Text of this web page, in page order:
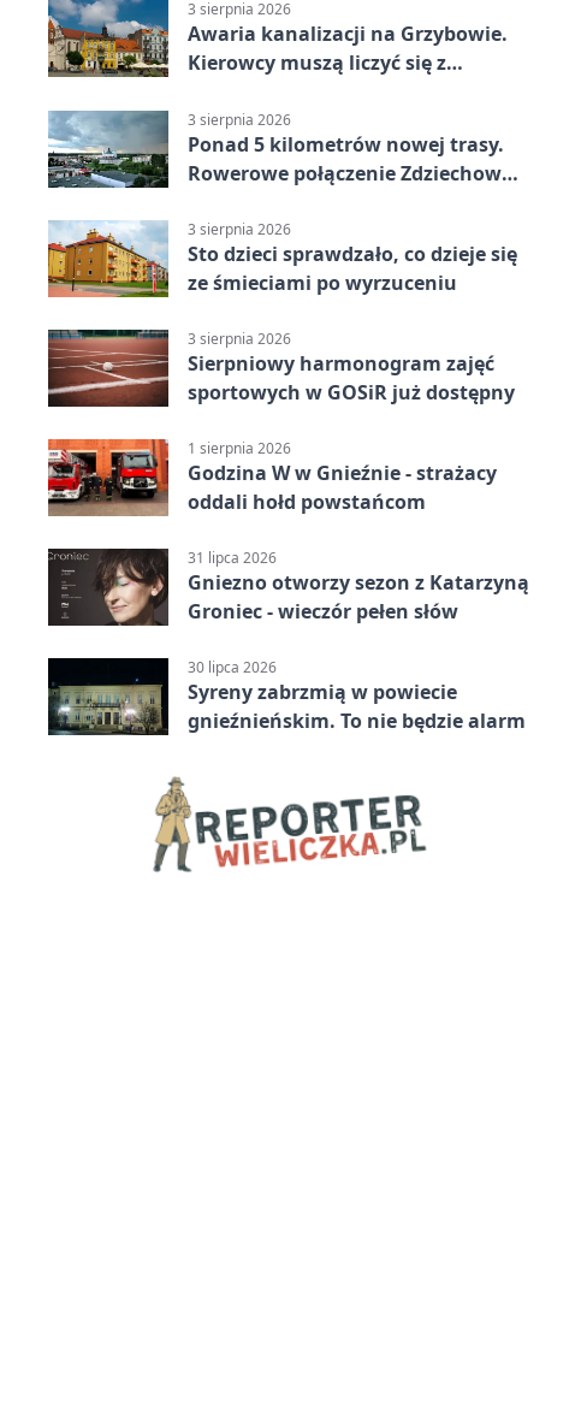
3 sierpnia 2026
Awaria kanalizacji na Grzybowie.
Kierowcy muszą liczyć się z
3 sierpnia 2026
Ponad 5 kilometrów nowej trasy.
Rowerowe połączenie Zdziechowa z
3 sierpnia 2026
Sto dzieci sprawdzało, co dzieje się
ze śmieciami po wyrzuceniu
3 sierpnia 2026
Sierpniowy harmonogram zajęć
sportowych w GOSiR już dostępny
1 sierpnia 2026
Godzina W w Gnieźnie - strażacy
oddali hołd powstańcom
31 lipca 2026
Gniezno otworzy sezon z Katarzyną
Groniec - wieczór pełen słów
30 lipca 2026
Syreny zabrzmią w powiecie
gnieźnieńskim. To nie będzie alarm